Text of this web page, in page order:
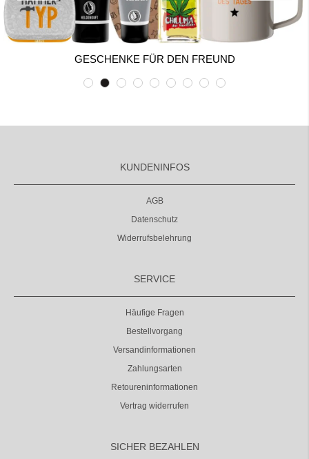
GESCHENKE FÜR DEN FREUND
KUNDENINFOS
AGB
Datenschutz
Widerrufsbelehrung
SERVICE
Häufige Fragen
Bestellvorgang
Versandinformationen
Zahlungsarten
Retoureninformationen
Vertrag widerrufen
SICHER BEZAHLEN